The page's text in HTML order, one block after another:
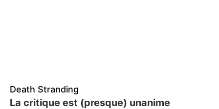
Death Stranding
La critique est (presque) unanime